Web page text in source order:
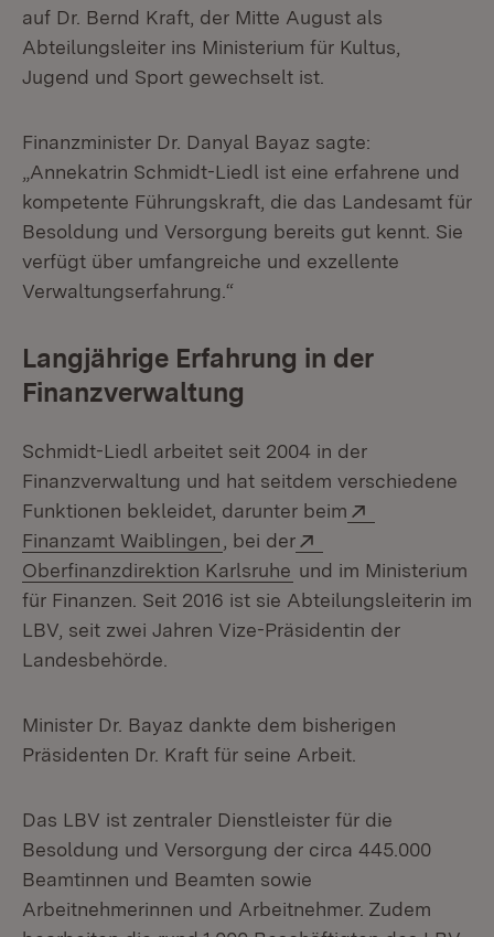
auf Dr. Bernd Kraft, der Mitte August als
Abteilungsleiter ins Ministerium für Kultus,
Jugend und Sport gewechselt ist.
Finanzminister Dr. Danyal Bayaz sagte:
„Annekatrin Schmidt-Liedl ist eine erfahrene und
kompetente Führungskraft, die das Landesamt für
Besoldung und Versorgung bereits gut kennt. Sie
verfügt über umfangreiche und exzellente
Verwaltungserfahrung.“
Langjährige Erfahrung in der
Finanzverwaltung
Schmidt-Liedl arbeitet seit 2004 in der
Finanzverwaltung und hat seitdem verschiedene
Funktionen bekleidet, darunter beim
Finanzamt Waiblingen (Öffnet in neuem Fenster)
, bei der
Oberfinanzdirektion Karlsruhe (Öffnet in neuem
und im Ministerium
für Finanzen. Seit 2016 ist sie Abteilungsleiterin im
LBV, seit zwei Jahren Vize-Präsidentin der
Landesbehörde.
Minister Dr. Bayaz dankte dem bisherigen
Präsidenten Dr. Kraft für seine Arbeit.
Das LBV ist zentraler Dienstleister für die
Besoldung und Versorgung der circa 445.000
Beamtinnen und Beamten sowie
Arbeitnehmerinnen und Arbeitnehmer. Zudem